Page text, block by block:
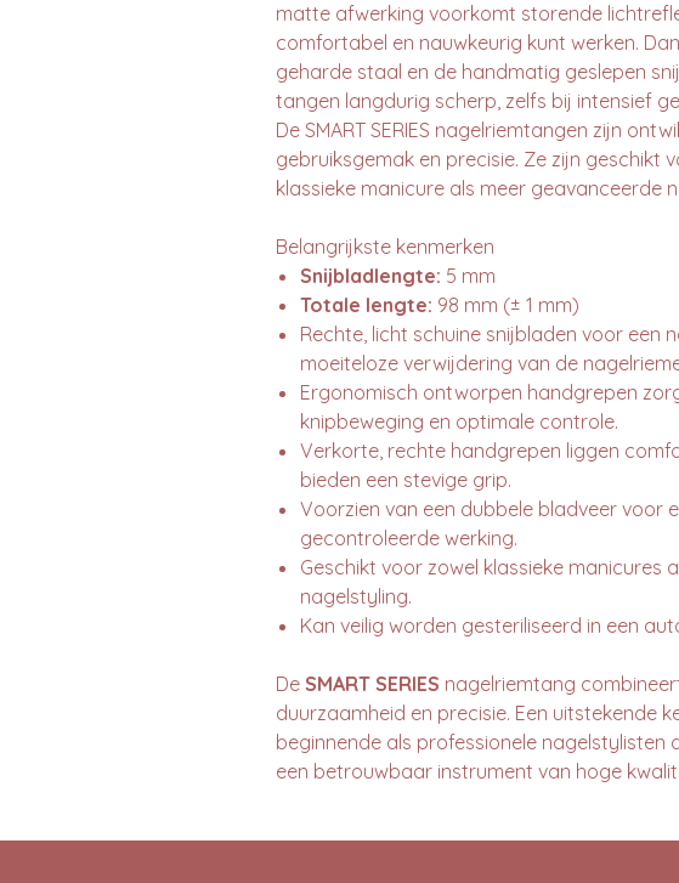
matte afwerking voorkomt storende
comfortabel en nauwkeurig kunt werken.
geharde staal en de handmatig geslepen
tangen langdurig scherp, zelfs bij intensief
De SMART SERIES nagelriemtangen zijn
gebruiksgemak en precisie. Ze zijn geschikt
klassieke manicure als meer geavanceerde
Belangrijkste kenmerken
Snijbladlengte: 5 mm
Totale lengte: 98 mm (± 1 mm)
Rechte, licht schuine snijbladen voor een
moeiteloze verwijdering van de
Ergonomisch ontworpen handgrepen
knipbeweging en optimale controle.
Verkorte, rechte handgrepen liggen
bieden een stevige grip.
Voorzien van een dubbele bladveer voor
gecontroleerde werking.
Geschikt voor zowel klassieke manicures
nagelstyling.
Kan veilig worden gesteriliseerd in een
De SMART SERIES nagelriemtang
duurzaamheid en precisie. Een uitstekende
beginnende als professionele nagelstylisten
een betrouwbaar instrument van hoge